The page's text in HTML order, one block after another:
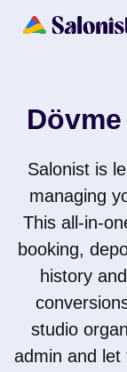
Dövme
Salonist is
managing
This all-in-
booking,
history
studio
admin and